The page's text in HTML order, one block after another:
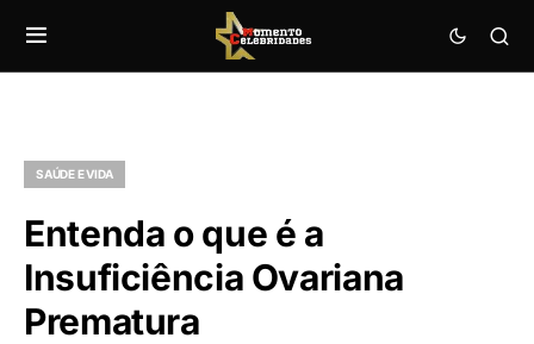
SAÚDE E VIDA
Entenda o que é a
Insuficiência Ovariana
Prematura